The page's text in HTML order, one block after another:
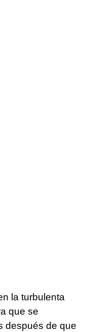
la turbulenta
que se
después de que